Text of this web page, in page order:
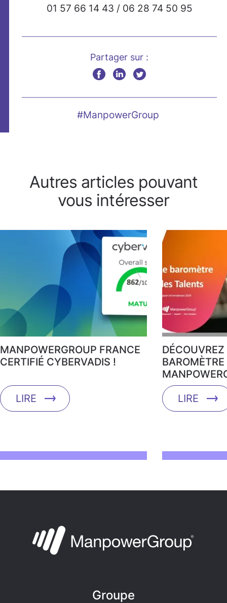
01 57 66 14 43 / 06 28 74 50 95
Partager sur :
#ManpowerGroup
Autres articles pouvant
vous intéresser
MANPOWERGROUP FRANCE
CERTIFIÉ CYBERVADIS !
LIRE
DÉCOUVREZ
LIRE
Groupe